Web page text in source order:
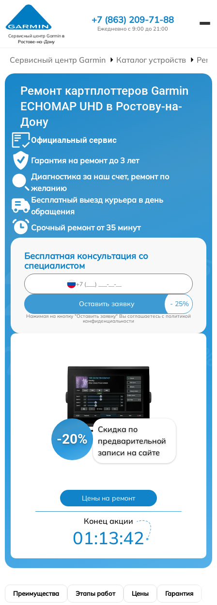
Сервисный центр Garminв
Ростове-на-Дону
+7 (863) 209-71-88
Ежедневно с 9:00 до 21:00
Сервисный центр Garmin Каталог устройств
Ремонт картплоттеров Garmin
ECHOMAP UHD в Ростову-на-
Дону
Официальный сервис
Гарантия на ремонт до 3 лет
Диагностика за наш счет, ремонт по
желанию
Бесплатный выезд курьера в день
обращения
Срочный ремонт от 35 минут
Бесплатная консультация со
специалистом
Оставить заявку
Нажимая на кнопку "Оставить заявку" Вы соглашаетесь cполитикой
конфиденциальности
-20%
Скидка по
предварительной
записи на сайте
Цены на ремонт
Конец акции
01:13:41
Преимущества Этапы работ Цены Гарантия